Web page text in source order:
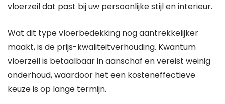
vloerzeil dat past bij uw persoonlijke stijl en interieur.
Wat dit type vloerbedekking nog aantrekkelijker
maakt, is de prijs-kwaliteitverhouding. Kwantum
vloerzeil is betaalbaar in aanschaf en vereist weinig
onderhoud, waardoor het een kosteneffectieve
keuze is op lange termijn.